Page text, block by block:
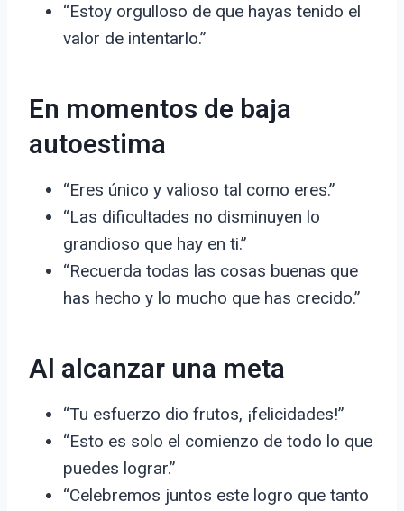
“Estoy orgulloso de que hayas tenido el
valor de intentarlo.”
En momentos de baja
autoestima
“Eres único y valioso tal como eres.”
“Las dificultades no disminuyen lo
grandioso que hay en ti.”
“Recuerda todas las cosas buenas que
has hecho y lo mucho que has crecido.”
Al alcanzar una meta
“Tu esfuerzo dio frutos, ¡felicidades!”
“Esto es solo el comienzo de todo lo que
puedes lograr.”
“Celebremos juntos este logro que tanto